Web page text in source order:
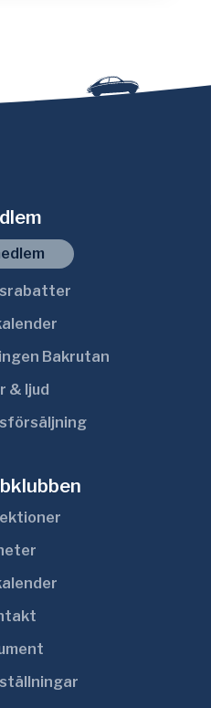
Bakrutan
& ljud